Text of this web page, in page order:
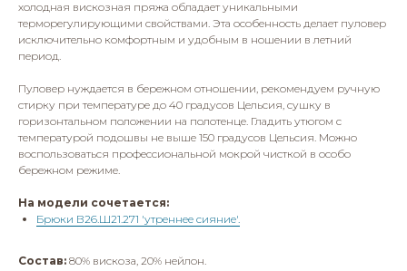
холодная вискозная пряжа обладает уникальными
терморегулирующими свойствами. Эта особенность делает пуловер
исключительно комфортным и удобным в ношении в летний
период.
Пуловер нуждается в бережном отношении, рекомендуем ручную
стирку при температуре до 40 градусов Цельсия, сушку в
горизонтальном положении на полотенце. Гладить утюгом с
температурой подошвы не выше 150 градусов Цельсия. Можно
воспользоваться профессиональной мокрой чисткой в особо
бережном режиме.
На модели сочетается:
Брюки В26.Ш21.271 'утреннее сияние'.
Состав: 80% вискоза, 20% нейлон.